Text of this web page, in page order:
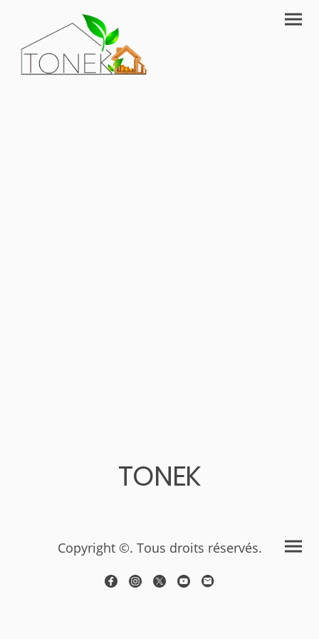
TONEK
Copyright ©. Tous droits réservés.